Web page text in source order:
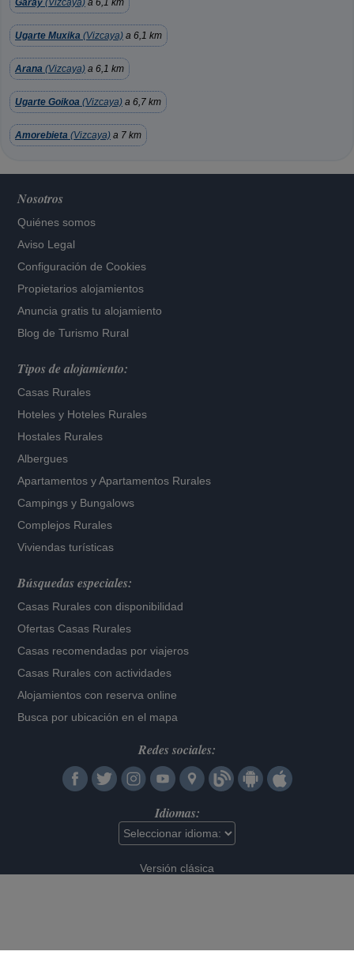
Garay (Vizcaya) a 6,1 km
Ugarte Muxika (Vizcaya) a 6,1 km
Arana (Vizcaya) a 6,1 km
Ugarte Goikoa (Vizcaya) a 6,7 km
Amorebieta (Vizcaya) a 7 km
Nosotros
Quiénes somos
Aviso Legal
Configuración de Cookies
Propietarios alojamientos
Anuncia gratis tu alojamiento
Blog de Turismo Rural
Tipos de alojamiento:
Casas Rurales
Hoteles y Hoteles Rurales
Hostales Rurales
Albergues
Apartamentos yApartamentos Rurales
Campings y Bungalows
Complejos Rurales
Viviendas turísticas
Búsquedas especiales:
Casas Rurales con disponibilidad
Ofertas Casas Rurales
Casas recomendadas por viajeros
Casas Rurales con actividades
Alojamientos con reserva online
Busca por ubicación en el mapa
Redes sociales:
Idiomas:
Versión clásica